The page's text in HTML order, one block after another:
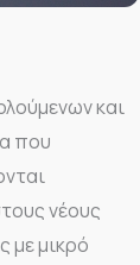
και
που
νέους
με μικρό